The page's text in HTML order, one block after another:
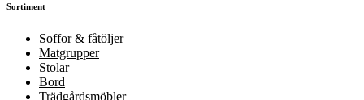
Sortiment
Soffor & fåtöljer
Matgrupper
Stolar
Bord
Trädgårdsmöbler